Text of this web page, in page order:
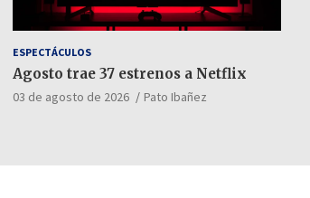
ESPECTÁCULOS
Agosto trae 37 estrenos a Netflix
03 de agosto de 2026 Pato Ibañez